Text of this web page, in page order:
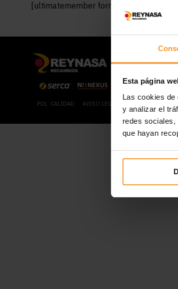
Esta página
Las cookies
y analizar el
redes sociales,
que hayan
[ultimatemember form_id=8623]
POL. CALIDAD AVISO LEGAL